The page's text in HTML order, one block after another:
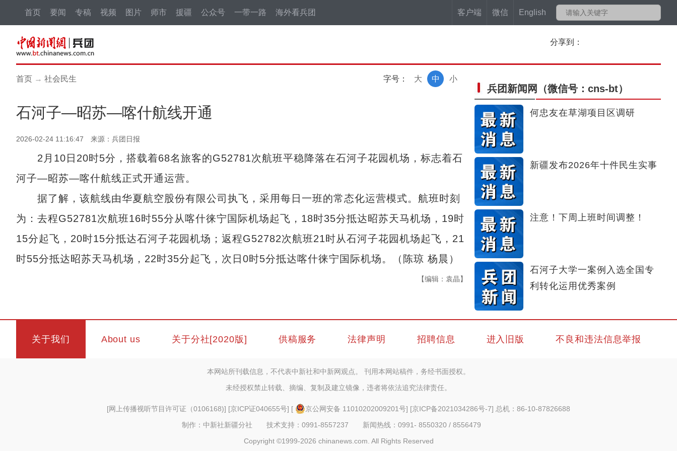
客户端 微信 English
首页 要闻 专稿 视频 图片 师市 援疆 公众号 一带一路 海外看兵团
分享到：
首页 → 社会民生 字号： 小
中
大
石河子—昭苏—喀什航线开通
2026-02-24 11:16:47 来源：兵团日报
2月10日20时5分，搭载着68名旅客的G52781次航班平稳降落在石河子花园机场，标志着石
河子—昭苏—喀什航线正式开通运营。
据了解，该航线由华夏航空股份有限公司执飞，采用每日一班的常态化运营模式。航班时刻
为：去程G52781次航班16时55分从喀什徕宁国际机场起飞，18时35分抵达昭苏天马机场，19时
15分起飞，20时15分抵达石河子花园机场；返程G52782次航班21时从石河子花园机场起飞，21
时55分抵达昭苏天马机场，22时35分起飞，次日0时5分抵达喀什徕宁国际机场。（陈琼 杨晨）
【编辑：袁晶】
兵团新闻网 （微信号：cns-bt）
何忠友在草湖项目区调研
新疆发布2026年十件民生实事
注意！下周上班时间调整！
石河子大学一案例入选全国专
利转化运用优秀案例
关于我们 About us 关于分社[2020版] 供稿服务 法律声明 招聘信息 进入旧版 不良和违法信息举报
本网站所刊载信息，不代表中新社和中新网观点。 刊用本网站稿件，务经书面授权。
未经授权禁止转载、摘编、复制及建立镜像，违者将依法追究法律责任。
[网上传播视听节目许可证（0106168)] [京ICP证040655号] [ 京公网安备 11010202009201号] [京ICP备2021034286号-7] 总机：86-10-87826688
制作：中新社新疆分社 技术支持：0991-8557237 新闻热线：0991- 8550320 / 8556479
Copyright ©1999-2026 chinanews.com. All Rights Reserved